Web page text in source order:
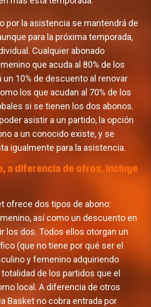
por la asistencia se mantendrá de
para la próxima temporada,
Cualquier abonado
que acuda al 80% de los
10% de descuento al renovar
los que acudan al 70% de los
si se tienen los dos abonos.
asistir a un partido, la opción
a un conocido existe, y se
igualmente para la asistencia.
a diferencia de otros, incluye
ofrece dos tipos de abono:
así como un descuento en
los dos. Todos ellos otorgan un
(que no tiene por qué ser el
y femenino adquiriendo
de los partidos que el
local. A diferencia de otros
Basket no cobra entrada por